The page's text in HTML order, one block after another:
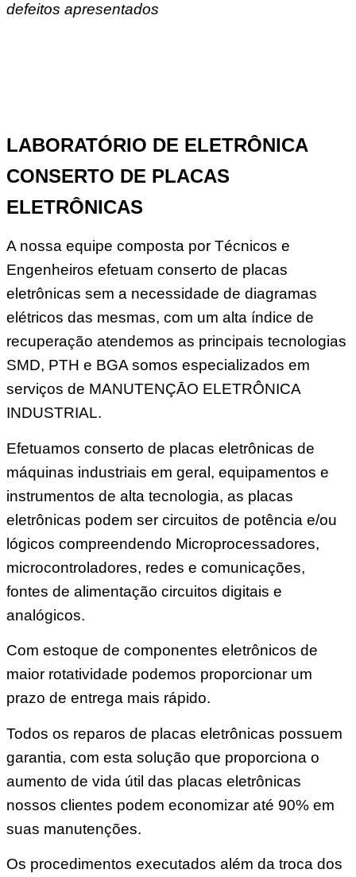
defeitos apresentados
LABORATÓRIO DE ELETRÔNICA
CONSERTO DE PLACAS
ELETRÔNICAS
A nossa equipe composta por Técnicos e
Engenheiros efetuam conserto de placas
eletrônicas sem a necessidade de diagramas
elétricos das mesmas, com um alta índice de
recuperação atendemos as principais tecnologias
SMD, PTH e BGA somos especializados em
serviços de MANUTENÇĀO ELETRÔNICA
INDUSTRIAL.
Efetuamos conserto de placas eletrônicas de
máquinas industriais em geral, equipamentos e
instrumentos de alta tecnologia, as placas
eletrônicas podem ser circuitos de potência e/ou
lógicos compreendendo Microprocessadores,
microcontroladores, redes e comunicações,
fontes de alimentação circuitos digitais e
analógicos.
Com estoque de componentes eletrônicos de
maior rotatividade podemos proporcionar um
prazo de entrega mais rápido.
Todos os reparos de placas eletrônicas possuem
garantia, com esta solução que proporciona o
aumento de vida útil das placas eletrônicas
nossos clientes podem economizar até 90% em
suas manutenções.
Os procedimentos executados além da troca dos